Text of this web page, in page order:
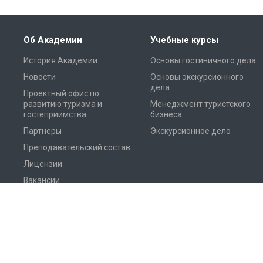
Об Академии
История Академии
Новости
Проектный офис по
развитию туризма и
гостеприимства
Партнеры
Преподавательский состав
Лицензии
Вакансии
Учебные курсы
Основы гостиничного дела
Основы экскурсионного
дела
Менеджмент туристского
бизнеса
Экскурсионное дело